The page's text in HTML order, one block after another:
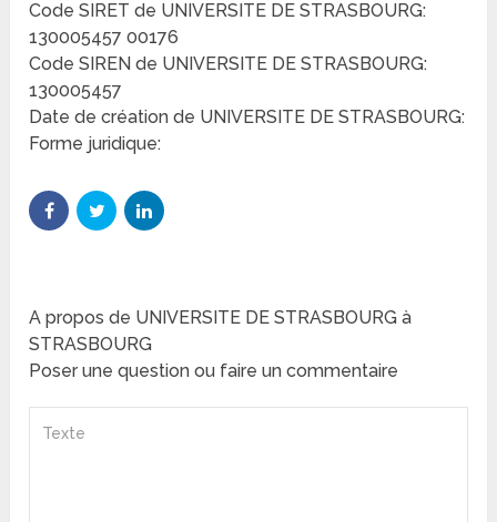
Code SIRET de UNIVERSITE DE STRASBOURG:
130005457 00176
Code SIREN de UNIVERSITE DE STRASBOURG:
130005457
Date de création de UNIVERSITE DE STRASBOURG:
Forme juridique:
A propos de UNIVERSITE DE STRASBOURG à
STRASBOURG
Poser une question ou faire un commentaire